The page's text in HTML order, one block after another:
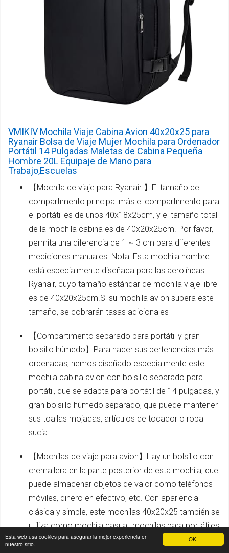
OK!
Esta web usa cookies para asegurar la mejor experiencia en
nuestro sitio.
VMIKIV Mochila Viaje Cabina Avion 40x20x25 para
Ryanair Bolsa de Viaje Mujer Mochila para Ordenador
Portátil 14 Pulgadas Maletas de Cabina Pequeña
Hombre 20L Equipaje de Mano para
Trabajo,Escuelas
【Mochila de viaje para Ryanair 】El tamaño del
compartimento principal más el compartimento para
el portátil es de unos 40x18x25cm, y el tamaño total
de la mochila cabina es de 40x20x25cm. Por favor,
permita una diferencia de 1 ~ 3 cm para diferentes
mediciones manuales. Nota: Esta mochila hombre
está especialmente diseñada para las aerolíneas
Ryanair, cuyo tamaño estándar de mochila viaje libre
es de 40x20x25cm.Si su mochila avion supera este
tamaño, se cobrarán tasas adicionales
【Compartimento separado para portátil y gran
bolsillo húmedo】Para hacer sus pertenencias más
ordenadas, hemos diseñado especialmente este
mochila cabina avion con bolsillo separado para
portátil, que se adapta para portátil de 14 pulgadas, y
gran bolsillo húmedo separado, que puede mantener
sus toallas mojadas, artículos de tocador o ropa
sucia.
【Mochilas de viaje para avion】Hay un bolsillo con
cremallera en la parte posterior de esta mochila, que
puede almacenar objetos de valor como teléfonos
móviles, dinero en efectivo, etc. Con apariencia
clásica y simple, este mochilas 40x20x25 también se
utiliza como mochila casual, mochilas para portátiles,
mochila de trabajo, bolsas de vuelo o uso diario en